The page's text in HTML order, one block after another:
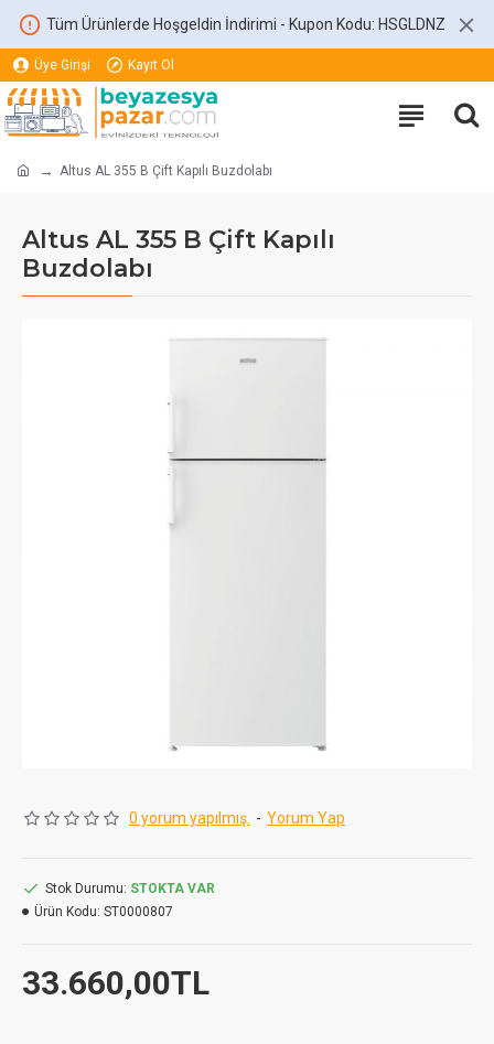
Tüm Ürünlerde Hoşgeldin İndirimi - Kupon Kodu: HSGLDNZ
Üye Girişi Kayıt Ol
Altus AL 355 B Çift Kapılı Buzdolabı
Altus AL 355 B Çift Kapılı
Buzdolabı
0 yorum yapılmış. - Yorum Yap
33.660,00TL
Stok Durumu: STOKTA VAR
Ürün Kodu: ST0000807